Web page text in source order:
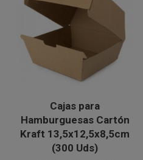
Cajas para
Hamburguesas Cartón
Kraft 13,5x12,5x8,5cm
(300 Uds)